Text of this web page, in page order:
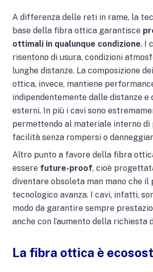
A differenza delle reti in rame, la
base della fibra ottica garantisce
ottimali in qualunque condizione. I
risentono di usura, condizioni
lunghe distanze. La composizione
ottica, invece, mantiene
indipendentemente dalle distanze e
esterni. In più i cavi sono
permettendo al materiale interno di
facilità senza rompersi o
Altro punto a favore della fibra
essere future-proof, cioè
diventare obsoleta man mano che il
tecnologico avanza. I cavi, infatti,
modo da garantire sempre
anche con l’aumento della richiesta
La fibra ottica è